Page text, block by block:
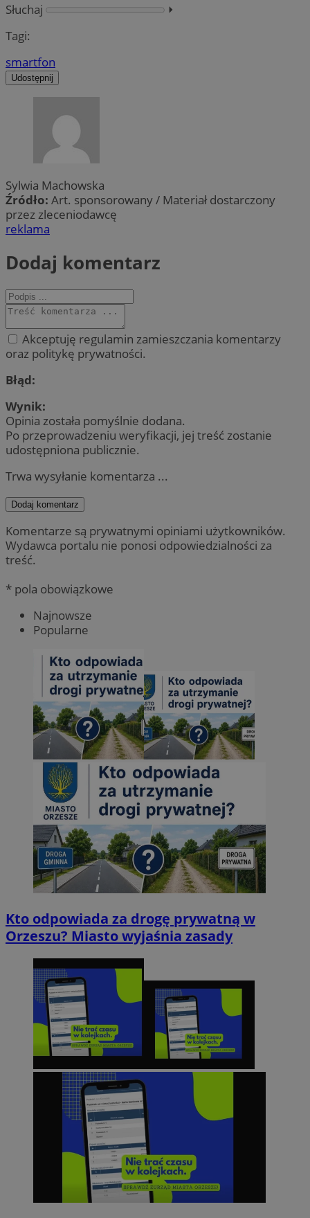
Słuchaj
⏵︎
Tagi:
smartfon
Udostępnij
Sylwia Machowska
Źródło: Art. sponsorowany / Materiał dostarczony
przez zleceniodawcę
reklama
Dodaj komentarz
Akceptuję regulamin zamieszczania komentarzy
oraz politykę prywatności.
Błąd:
Wynik:
Opinia została pomyślnie dodana.
Po przeprowadzeniu weryfikacji, jej treść zostanie
udostępniona publicznie.
Trwa wysyłanie komentarza ...
Dodaj komentarz
Komentarze są prywatnymi opiniami użytkowników.
Wydawca portalu nie ponosi odpowiedzialności za
treść.
* pola obowiązkowe
Najnowsze
Popularne
Kto odpowiada za drogę prywatną w
Orzeszu? Miasto wyjaśnia zasady